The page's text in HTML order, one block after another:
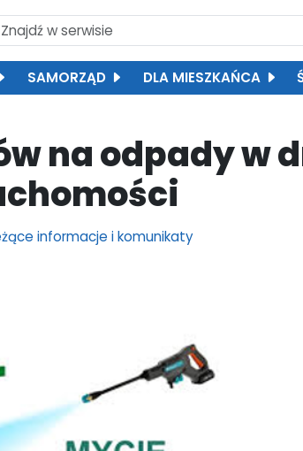
SAMORZĄD DLA MIESZKAŃCA
na odpady w
informacje i komunikaty